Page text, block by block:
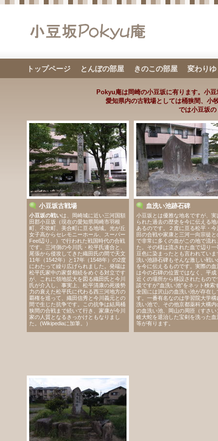
Pokyu庵は岡崎の小豆坂に有ります。小
愛知県内の古戦場としては桶狭間、小
では小豆坂
小豆坂古戦場
小豆坂の戦いは、岡崎城に近い三河国額
田郡小豆坂（現在の愛知県岡崎市羽根
町、不吹町、美合町に亘る地域。光が丘
女子高からセレモニーホール、スーパー
Feel辺り。）で行われた戦国時代の合戦
です。三河側の今川氏・松平氏連合と、
尾張から侵攻してきた織田氏の間で天文
11年（1542年）と17年（1548年）の2度
にわたって繰り広げられました。発端は
松平氏家中の家督相続をめぐる対立です
が、これに領地拡大を図る織田氏と今川
氏が介入し、事実上、松平清康の死後勢
力の衰えた松平氏に代わる西三河地方の
覇権を巡って、織田信秀と今川義元との
間で生じた抗争です。この抗争は結局桶
狭間の合戦まで続いて行き、家康が今川
家の人質となるきっかけともなりまし
た。(Wikipediaに加筆。）
血洗い池跡石碑
小豆坂とは優雅な地名ですが、実
られた過去の歴史を今に伝える地
あるのです。２度に亘る松平・今
田の合戦や家康と三河一向宗徒と
で非常に多くの血がこの地で流れ
た。その様は流された血で辺り一
豆色に染まったとも言われていま
洗い池跡石碑もそんな激しい戦い
を今に伝えるものです。実際の血
は今の石碑の位置ではなく、平成
近くの場所から移設されたもので
談ですが”血洗い池”をネット検索
全国には沢山の血洗い池が存在し
す。一番有名なのは学習院大学構
洗い池で、その他京都薬科大構内
の血洗い池、岡山の周匝（すさい
岐大蛇を退治した宝剣を洗った血
等が有ります。
トップページ とんぼの部屋 きのこの部屋 変わり